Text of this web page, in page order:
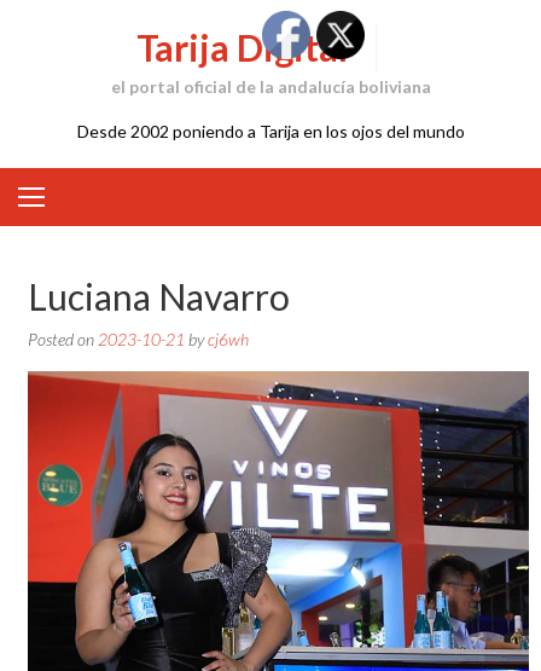
Tarija Digital
el portal oficial de la andalucía boliviana
Desde 2002 poniendo a Tarija en los ojos del mundo
Luciana Navarro
Posted on 2023-10-21 bycj6wh